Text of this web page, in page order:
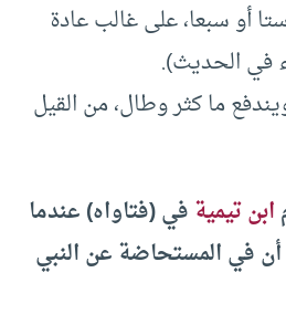
أو سبعا، على غالب عادة
في الحديث).
ما كثر وطال، من القيل
ابن تيميةفي (فتاواه) عندما
في المستحاضة عن النبي